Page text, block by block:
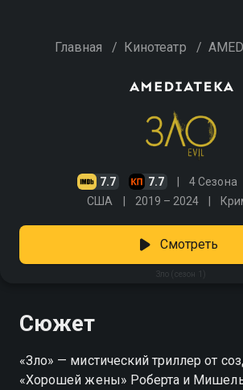
Главная / Кинотеатр /
7.7 7.7 4 Сезона
США 2019 – 2024
Зло (сезон 1)
Смотреть
Сюжет
«Зло» — мистический триллер от
«Хорошей жены» Роберта и